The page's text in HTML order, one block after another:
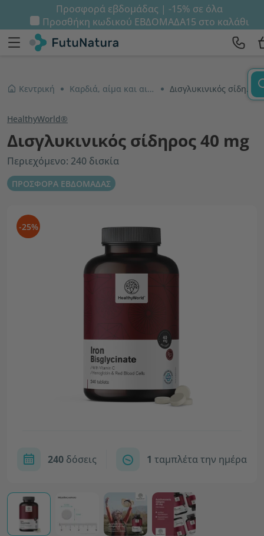
Προσφορά εβδομάδας | -15% σε όλα
Προσθήκη κωδικού ΕΒΔΟΜΑΔΑ15 στο καλάθι
Κεντρική Καρδιά, αίμα και αιμοφόρα αγγεία Δισγλυκινικός σίδηρος 40 mg
HealthyWorld®
Δισγλυκινικός σίδηρος 40 mg
Περιεχόμενο: 240 δισκία
ΠΡΟΣΦΟΡΑ ΕΒΔΟΜΑΔΑΣ
-25%
240 δόσεις 1 ταμπλέτα την ημέρα